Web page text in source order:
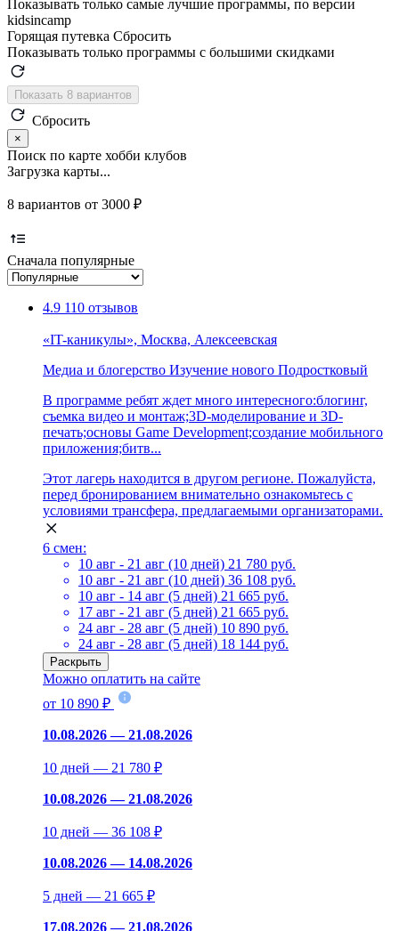
Показывать только самые лучшие программы, по версии
kidsincamp
Горящая путевка Сбросить
Показывать только программы с большими скидками
Показать 8 вариантов
Сбросить
×
Поиск по карте хобби клубов
Загрузка карты...
8 вариантов от 3000 ₽
Сначала популярные
4.9 110 отзывов
«IT-каникулы», Москва, Алексеевская
Медиа и блогерство Изучение нового Подростковый
В программе ребят ждет много интересного:блогинг,
съемка видео и монтаж;3D-моделирование и 3D-
печать;основы Game Development;создание мобильного
приложения;битв...
Этот лагерь находится в другом регионе. Пожалуйста,
перед бронированием внимательно ознакомьтесь с
условиями трансфера, предлагаемыми организаторами.
6 смен:
10 авг - 21 авг (10 дней) 21 780 руб.
10 авг - 21 авг (10 дней) 36 108 руб.
10 авг - 14 авг (5 дней) 21 665 руб.
17 авг - 21 авг (5 дней) 21 665 руб.
24 авг - 28 авг (5 дней) 10 890 руб.
24 авг - 28 авг (5 дней) 18 144 руб.
Раскрыть
Можно оплатить на сайте
от 10 890 ₽
10.08.2026 — 21.08.2026
10 дней — 21 780 ₽
10.08.2026 — 21.08.2026
10 дней — 36 108 ₽
10.08.2026 — 14.08.2026
5 дней — 21 665 ₽
17.08.2026 — 21.08.2026